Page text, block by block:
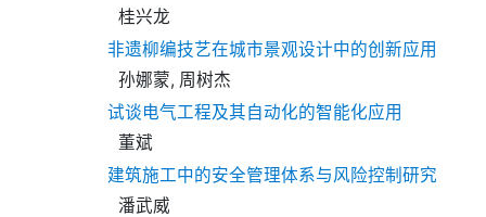
桂兴龙
非遗柳编技艺在城市景观设计中的创新应用
孙娜蒙, 周树杰
试谈电气工程及其自动化的智能化应用
董斌
建筑施工中的安全管理体系与风险控制研究
潘武威